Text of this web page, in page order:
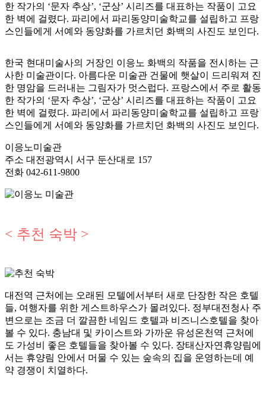
한 작가의 ‘문자 추상’, ‘군상’ 시리즈를 대표하는 작품이 고요
한 벽에 걸렸다. 파리에서 파리동양미술학교를 설립하고 프랑
스인들에게 서예와 동양화를 가르치던 화백의 사진도 보인다.
한국 현대미술사의 거장인 이응노 화백의 작품을 전시하는 근
사한 미술관이다. 아름다운 미술관 건물에 햇살이 드리워져 진
한 명암을 드러내는 그림자가 멋스럽다. 프랑스에서 주로 활동
한 작가의 ‘문자 추상’, ‘군상’ 시리즈를 대표하는 작품이 고요
한 벽에 걸렸다. 파리에서 파리동양미술학교를 설립하고 프랑
스인들에게 서예와 동양화를 가르치던 화백의 사진도 보인다.
이응노미술관
주소 대전광역시 서구 둔산대로 157
전화 042-611-9800
< 추천 숙박 >
대전역 근처에는 오래된 모텔에서부터 새로 단장한 작은 호텔
들, 여행자를 위한 게스트하우스가 몰려있다. 정부대전청사 주
변으로는 조금 더 깔끔한 네임드 호텔과 비즈니스호텔을 찾아
볼 수 있다. 충남대 및 카이스트와 가까운 유성온천역 근처에
도 가성비 좋은 호텔들을 찾아볼 수 있다. 장태산자연휴양림에
서는 휴양림 안에서 머물 수 있는 숲속의 집을 운영하는데 예
약 경쟁이 치열하다.